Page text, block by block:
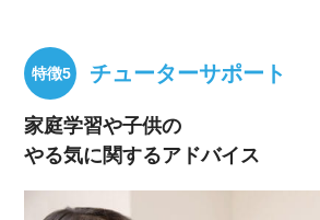
チューターサポート
家庭学習や子供の
やる気に関するアドバイス